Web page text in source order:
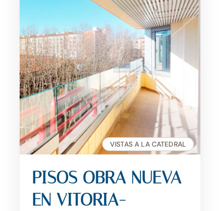
VISTAS A LA CATEDRAL
PISOS OBRA NUEVA
EN VITORIA-